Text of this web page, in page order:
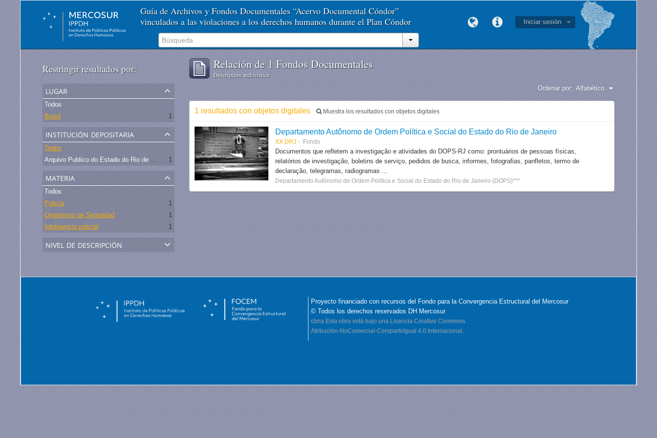
Guía de Archivos y Fondos Documentales “Acervo Documental Cóndor”
vinculados a las violaciones a los derechos humanos durante el Plan Cóndor
Iniciar sesión
Restringir resultados por:
lugar
Todos
Brasil
1
institución depositaria
Todos
Arquivo Publico do Estado do Rio de Janeiro -
1
materia
Todos
Policía
1
Organismo de Seguridad
1
Inteligencia policial
1
nivel de descripción
Relación de 1 Fondos Documentales
Descripción archivística
Ordenar por: Alfabético
1 resultados con objetos digitales Muestra los resultados con objetos digitales
Departamento Autônomo de Ordem Política e Social do Estado do Rio de Janeiro
XX DRJ Fondo
Documentos que refletem a investigação e atividades do DOPS-RJ como: prontuários de pessoas físicas,
relatórios de investigação, boletins de serviço, pedidos de busca, informes, fotografias, panfletos, termo de
declaração, telegramas, radiogramas ...
Departamento Autônomo de Ordem Política e Social do Estado do Rio de Janeiro (DOPS)***
Proyecto financiado con recursos del Fondo para la Convergencia Estructural del Mercosur
© Todos los derechos reservados DH Mercosur
cbna Esta obra está bajo una Licencia Creative Commons
Atribución-NoComercial-CompartirIgual 4.0 Internacional.